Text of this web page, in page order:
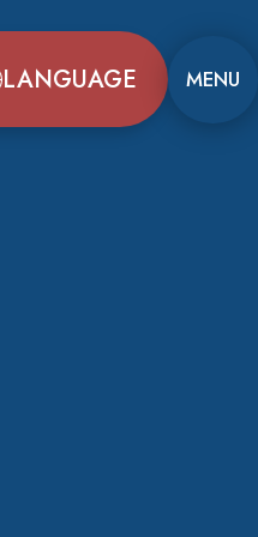
LANGUAGE MENU